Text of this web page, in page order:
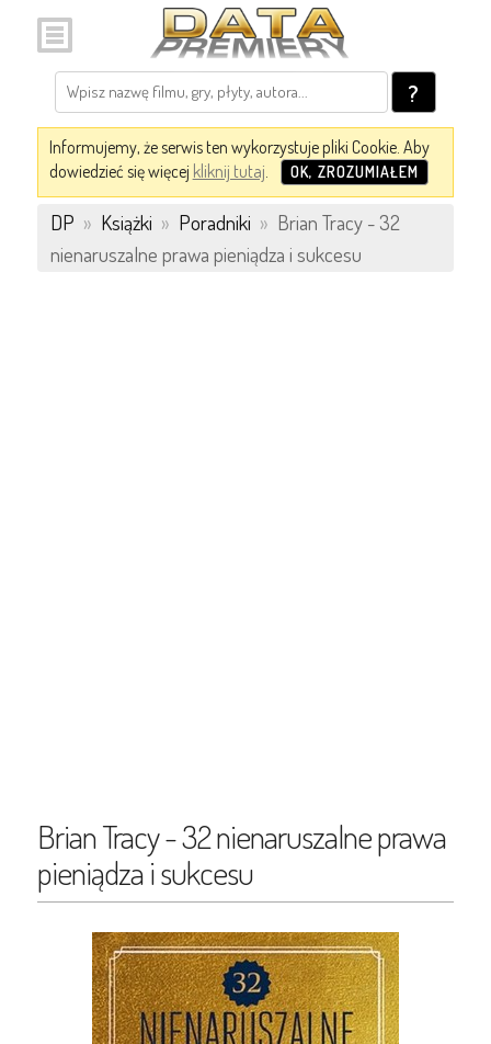
?
Informujemy, że serwis ten wykorzystuje pliki Cookie. Aby
dowiedzieć się więcej kliknij tutaj. OK, ZROZUMIAŁEM
DP » Książki » Poradniki » Brian Tracy - 32
nienaruszalne prawa pieniądza i sukcesu
Brian Tracy - 32 nienaruszalne prawa
pieniądza i sukcesu